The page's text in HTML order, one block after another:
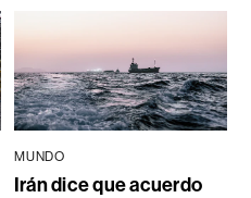
MUNDO
Irán dice que acuerdo